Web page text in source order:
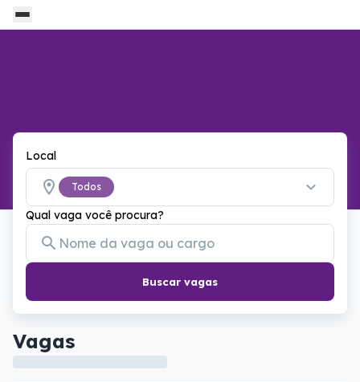
Local
Todos
Qual vaga você procura?
Buscar vagas
Vagas